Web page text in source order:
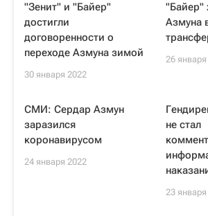
"Зенит" и "Байер"
достигли
договоренности о
переходе Азмуна зимой
30 января 2022
"Байер"
Азмуна
26
СМИ: Сердар Азмун
заразился
коронавирусом
24 января 2022
не стал
23